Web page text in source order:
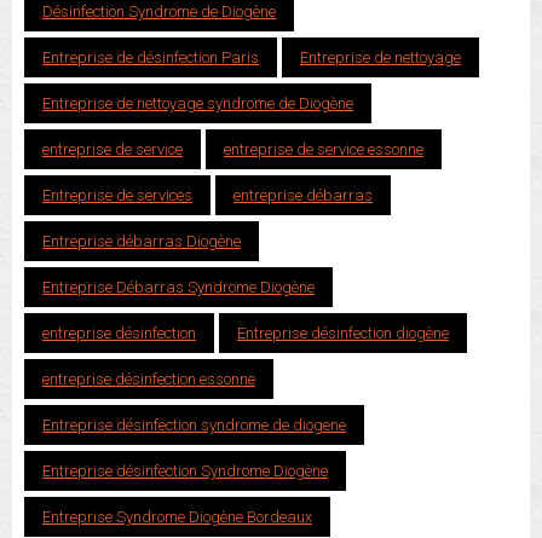
Désinfection Syndrome de Diogène
Entreprise de désinfection Paris Entreprise de nettoyage
Entreprise de nettoyage syndrome de Diogène
entreprise de service entreprise de service essonne
Entreprise de services entreprise débarras
Entreprise débarras Diogène
Entreprise Débarras Syndrome Diogène
entreprise désinfection Entreprise désinfection diogène
entreprise désinfection essonne
Entreprise désinfection syndrome de diogene
Entreprise désinfection Syndrome Diogène
Entreprise Syndrome Diogène Bordeaux